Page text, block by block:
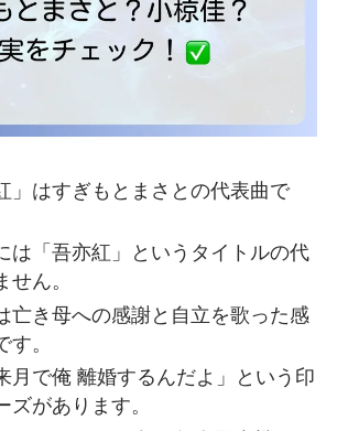
」はすぎもとまさとの代表曲で
は「吾亦紅」というタイトルの代
ん。
亡き母への感謝と自立を歌った感
。
月で俺 離婚するんだよ」という印
ズがあります。